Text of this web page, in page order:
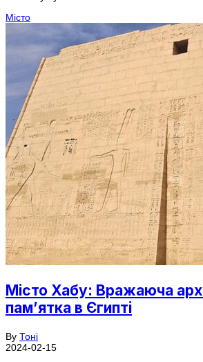
Місто
Місто Хабу: Вражаюча
пам’ятка в Єгипті
By Тоні
2024-02-15